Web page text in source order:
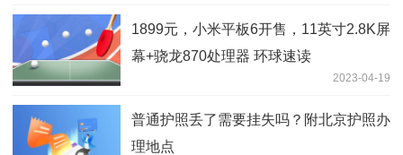
1899元，小米平板6开售，11英寸2.8K屏
幕+骁龙870处理器 环球速读
2023-04-19
普通护照丢了需要挂失吗？附北京护照办
理地点